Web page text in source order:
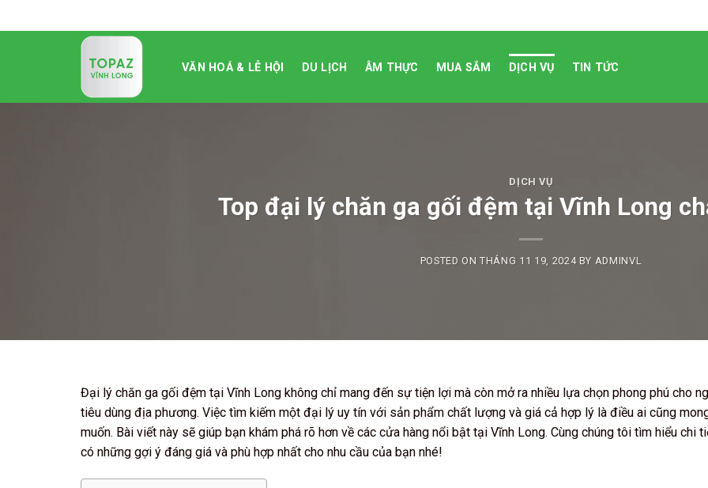
to
VĂN HOÁ & LỄ HỘI DU LỊCH ÂM THỰC MUA SẮM DỊCH VỤ TIN TỨC
DỊCH VỤ
Top đại lý chăn ga gối đệm tại Vĩnh Long
POSTED ONTHÁNG 11 19, 2024BY ADMINVL
Đại lý chăn ga gối đệm tại Vĩnh Long không chỉ mang đến sự tiện lợi mà còn mở ra nhiều lựa chọn phong phú cho
tiêu dùng địa phương. Việc tìm kiếm một đại lý uy tín với sản phẩm chất lượng và giá cả hợp lý là điều ai cũng
muốn. Bài viết này sẽ giúp bạn khám phá rõ hơn về các cửa hàng nổi bật tại Vĩnh Long. Cùng chúng tôi tìm hiểu chi
có những gợi ý đáng giá và phù hợp nhất cho nhu cầu của bạn nhé!